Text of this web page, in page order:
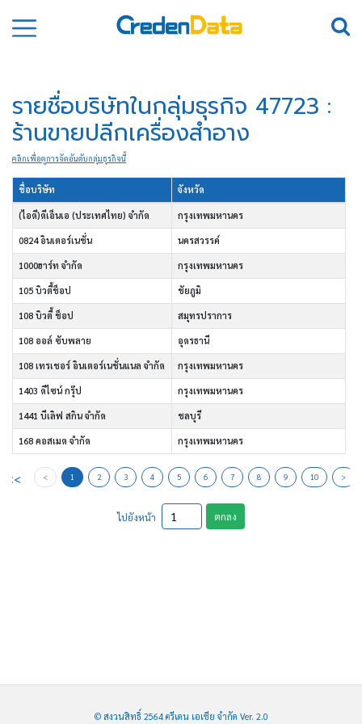
รายชื่อบริษัทในกลุ่มธุรกิจ 47723 :
ร้านขายปลีกเครื่องสำอาง
คลิกเพื่อดูการจัดอันดับกลุ่มธุรกิจนี้
ชื่อบริษัท จังหวัด
(ไอดี)ดีเอ็นเอ (ประเทศไทย) จำกัด กรุงเทพมหานคร
0824 อินเตอร์เนชั่น นครสวรรค์
1000ฮาร์ท จำกัด กรุงเทพมหานคร
105 บิวตี้ช็อป ชัยภูมิ
108 บิวตี้ ช็อป สมุทรปราการ
108 ออล์ ซับพลาย อุดรธานี
108 เทรเชอร์ อินเตอร์เนชั่นแนล จำกัด กรุงเทพมหานคร
1403 ดีไซน์ กรุ๊ป กรุงเทพมหานคร
1441 บีเลิฟ สกิน จำกัด ชลบุรี
168 คอสเมด จำกัด กรุงเทพมหานคร
<< < 1 2 3 4 5 6 7 8 9 10 >
ไปยังหน้า ตกลง
© สงวนสิทธิ์ 2564 ครีเดน เอเชีย จำกัด Ver. 2.0